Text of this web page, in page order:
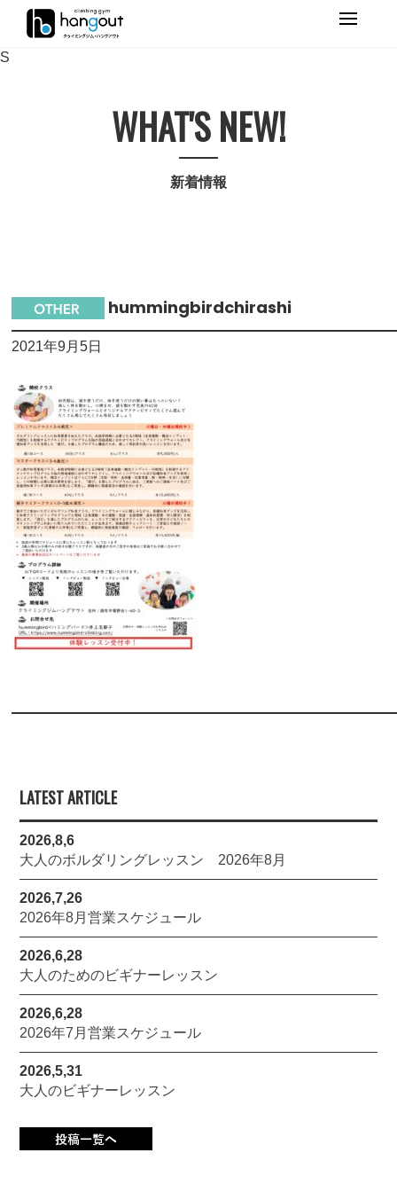
Primary
S
WHAT'S NEW!
新着情報
hummingbirdchirashi
2021年9月5日
LATEST ARTICLE
2026,8,6
大人のボルダリングレッスン 2026年8月
2026,7,26
2026年8月営業スケジュール
2026,6,28
大人のためのビギナーレッスン
2026,6,28
2026年7月営業スケジュール
2026,5,31
大人のビギナーレッスン